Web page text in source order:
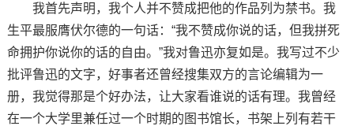
我首先声明，我个人并不赞成把他的作品列为禁书。我
生平最服膺伏尔德的一句话：“我不赞成你说的话，但我拼死
命拥护你说你的话的自由。”我对鲁迅亦复如是。我写过不少
批评鲁迅的文字，好事者还曾经搜集双方的言论编辑为一
册，我觉得那是个好办法，让大家看谁说的话有理。我曾经
在一个大学里兼任过一个时期的图书馆长，书架上列有若干